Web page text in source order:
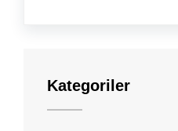
Kategoriler